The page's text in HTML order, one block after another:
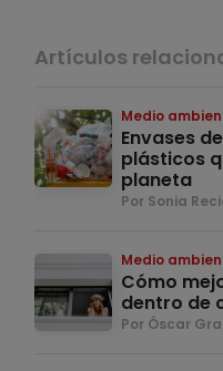
Artículos
Medio
Envases
plásticos
planeta
Por Sonia
Medio
Cómo
dentro de
Por Óscar